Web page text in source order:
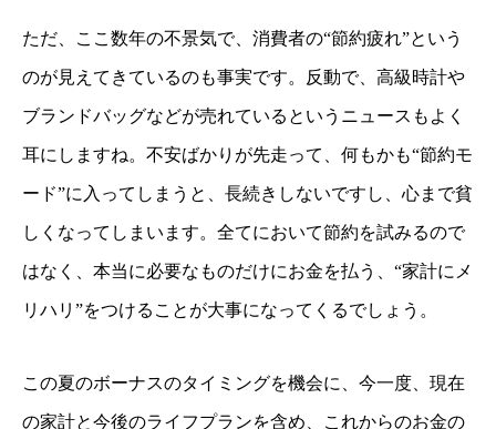
ただ、ここ数年の不景気で、消費者の“節約疲れ”という
のが見えてきているのも事実です。反動で、高級時計や
ブランドバッグなどが売れているというニュースもよく
耳にしますね。不安ばかりが先走って、何もかも“節約モ
ード”に入ってしまうと、長続きしないですし、心まで貧
しくなってしまいます。全てにおいて節約を試みるので
はなく、本当に必要なものだけにお金を払う、“家計にメ
リハリ”をつけることが大事になってくるでしょう。
この夏のボーナスのタイミングを機会に、今一度、現在
の家計と今後のライフプランを含め、これからのお金の